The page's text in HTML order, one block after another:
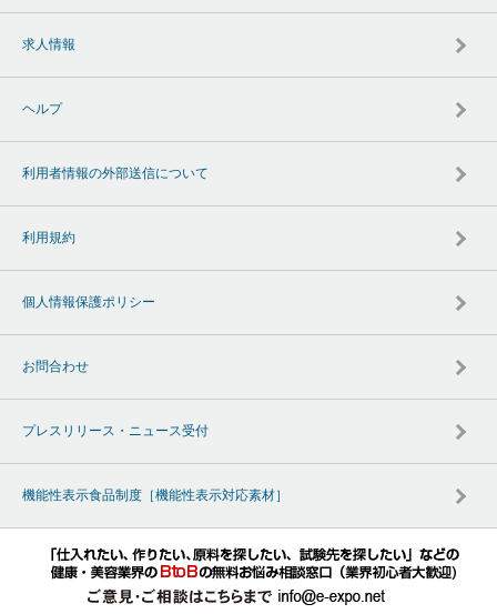
求人情報
ヘルプ
利用者情報の外部送信について
利用規約
個人情報保護ポリシー
お問合わせ
プレスリリース・ニュース受付
機能性表示食品制度［機能性表示対応素材］